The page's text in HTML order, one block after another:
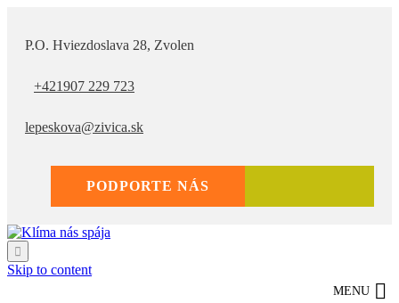
P.O. Hviezdoslava 28, Zvolen
+421907 229 723
lepeskova@zivica.sk
PODPORTE NÁS

Skip to content
MENU